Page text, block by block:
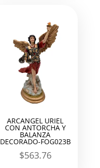
ARCANGEL URIEL
CON ANTORCHA Y
BALANZA
DECORADO-FOG023B
$563.76